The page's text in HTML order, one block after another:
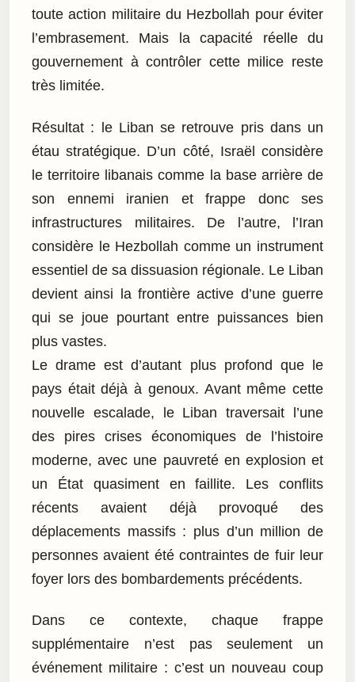
toute action militaire du Hezbollah pour éviter
l’embrasement. Mais la capacité réelle du
gouvernement à contrôler cette milice reste
très limitée.
Résultat : le Liban se retrouve pris dans un
étau stratégique. D’un côté, Israël considère
le territoire libanais comme la base arrière de
son ennemi iranien et frappe donc ses
infrastructures militaires. De l’autre, l’Iran
considère le Hezbollah comme un instrument
essentiel de sa dissuasion régionale. Le Liban
devient ainsi la frontière active d’une guerre
qui se joue pourtant entre puissances bien
plus vastes.
Le drame est d’autant plus profond que le
pays était déjà à genoux. Avant même cette
nouvelle escalade, le Liban traversait l’une
des pires crises économiques de l’histoire
moderne, avec une pauvreté en explosion et
un État quasiment en faillite. Les conflits
récents avaient déjà provoqué des
déplacements massifs : plus d’un million de
personnes avaient été contraintes de fuir leur
foyer lors des bombardements précédents.
Dans ce contexte, chaque frappe
supplémentaire n’est pas seulement un
événement militaire : c’est un nouveau coup